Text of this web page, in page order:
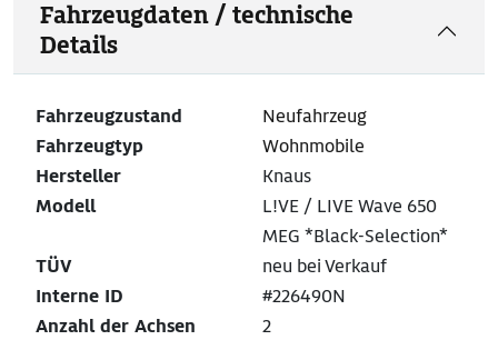
Fahrzeugdaten / technische
Details
Fahrzeugzustand
Neufahrzeug
Fahrzeugtyp
Wohnmobile
Hersteller
Knaus
Modell
L!VE / LIVE Wave 650
MEG *Black-Selection*
TÜV
neu bei Verkauf
Interne ID
#226490N
Anzahl der Achsen
2